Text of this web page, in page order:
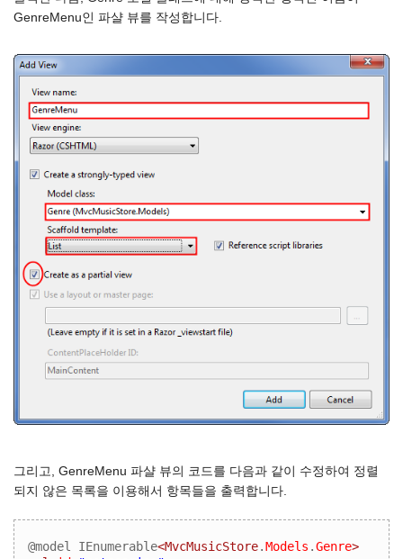
GenreMenu인 파샬 뷰를 작성합니다.
그리고, GenreMenu 파샬 뷰의 코드를 다음과 같이 수정하여 정렬
되지 않은 목록을 이용해서 항목들을 출력합니다.
@model IEnumerable<MvcMusicStore.Models .Genre>